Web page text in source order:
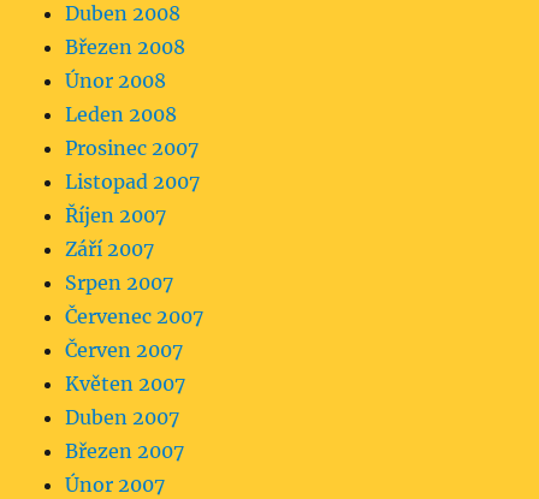
Duben 2008
Březen 2008
Únor 2008
Leden 2008
Prosinec 2007
Listopad 2007
Říjen 2007
Září 2007
Srpen 2007
Červenec 2007
Červen 2007
Květen 2007
Duben 2007
Březen 2007
Únor 2007